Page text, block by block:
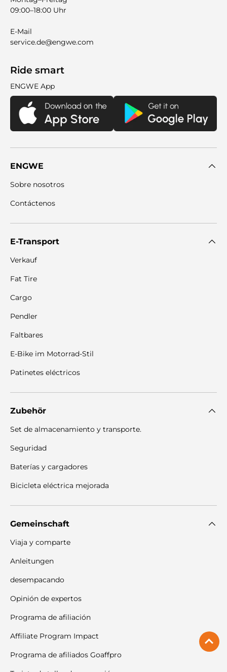
09:00–18:00 Uhr
E-Mail
service.de@engwe.com
Ride smart
ENGWE App
ENGWE
Sobre nosotros
Contáctenos
E-Transport
Verkauf
Fat Tire
Cargo
Pendler
Faltbares
E-Bike im Motorrad-Stil
Patinetes eléctricos
Zubehör
Set de almacenamiento y transporte.
Seguridad
Baterías y cargadores
Bicicleta eléctrica mejorada
Gemeinschaft
Viaja y comparte
Anleitungen
desempacando
Opinión de expertos
Programa de afiliación
Affiliate Program Impact
Programa de afiliados Goaffpro